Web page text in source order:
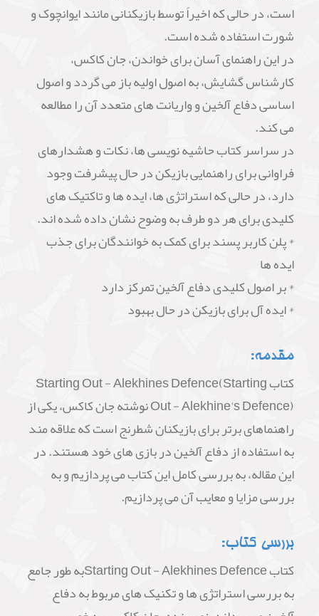
است، در حالی که اخیراً توسط بازیکنانی مانند ایوانچوک و
شورت استفاده شده است.
در این راهنمای آسان برای خواندن، جان کاکس،
کارشناس گشایش، به اصول اولیه باز می گردد و اصول
اساسی دفاع آلخین و واریانت های متعدد آن را مطالعه
می کند.
در سراسر کتاب حاشیه نویسی ها، نکات و هشدارهای
فراوانی برای راهنمایی بازیکن در حال پیشرفت وجود
دارد، در حالی که استراتژی ها، ایده ها و تاکتیک های
کلیدی برای هر دو طرف به وضوح نشان داده شده اند.
* پلن کاربر پسند برای کمک به خوانندگان برای جذب
ایده ها
* بر اصول کلیدی دفاع آلخین تمرکز دارد
* ایده آل برای بازیکن در حال بهبود
مقدمه:
کتاب Starting Out - Alekhines Defence(Starting
Out - Alekhine's Defence) نوشته جان کاکس، یکی از
راهنماهای برتر برای بازیکنان شطرنج است که علاقه مند
به استفاده از دفاع آلخین در بازی های خود هستند. در
این مقاله، به بررسی کامل این کتاب می پردازیم و به
بررسی مزایا و معایب آن می پردازیم.
بررسی کتاب:
کتاب Starting Out - Alekhines Defenceبه طور جامع
به بررسی استراتژی ها و تکنیک های مربوط به دفاع